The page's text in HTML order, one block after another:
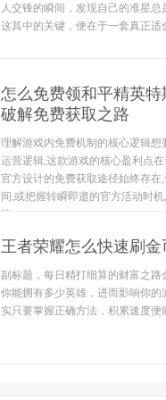
人交锋的瞬间，发现自己的准星
这其中的关键，便在于一套真正适
怎么免费领和平精英
破解免费获取之路
理解游戏内免费机制的核心逻辑
运营逻辑,这款游戏的核心盈利点
官方设计的免费获取途径始终存
间,或把握转瞬即逝的官方活动时
奖...
王者荣耀怎么快速刷
副标题，每日精打细算的财富之
你能拥有多少英雄，进而影响你
实只要掌握正确方法，积累速度